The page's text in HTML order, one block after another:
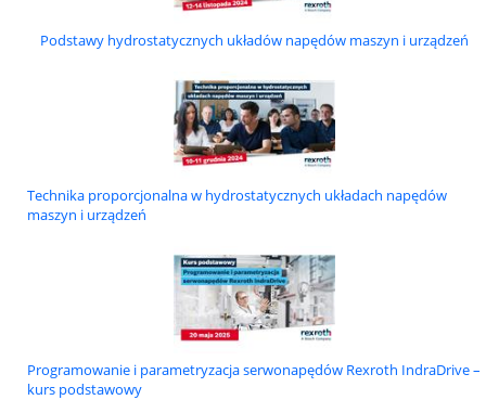
Podstawy hydrostatycznych układów napędów maszyn i urządzeń
Technika proporcjonalna w hydrostatycznych układach napędów
maszyn i urządzeń
Programowanie i parametryzacja serwonapędów Rexroth IndraDrive –
kurs podstawowy